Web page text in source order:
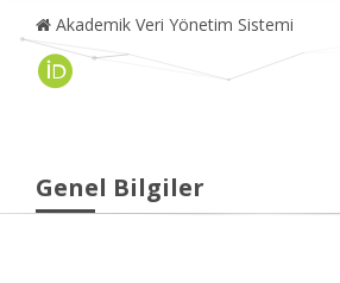
Akademik Veri Yönetim Sistemi
Genel Bilgiler